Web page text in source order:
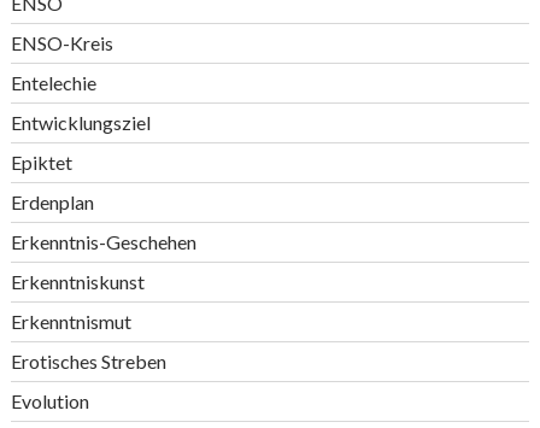
ENSO-Kreis
Entelechie
Entwicklungsziel
Epiktet
Erdenplan
Erkenntnis-Geschehen
Erkenntniskunst
Erkenntnismut
Erotisches Streben
Evolution